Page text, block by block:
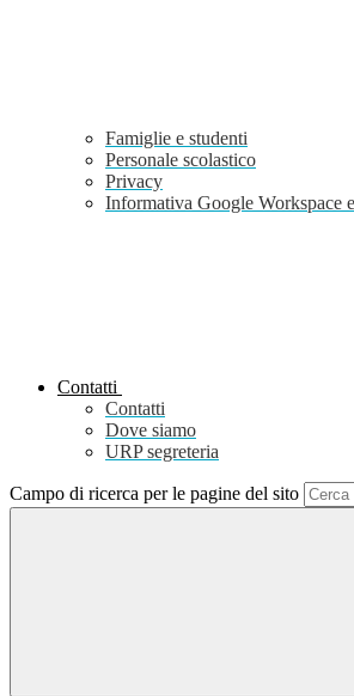
Famiglie e studenti
Personale scolastico
Privacy
Informativa Google Workspace
Contatti
Contatti
Dove siamo
URP segreteria
Campo di ricerca per le pagine del sito